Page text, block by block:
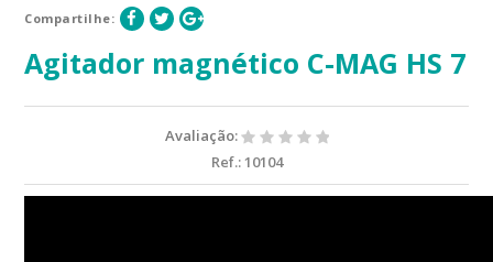
Compartilhe:
Agitador magnético C-MAG HS 7
Avaliação:
Ref.:10104